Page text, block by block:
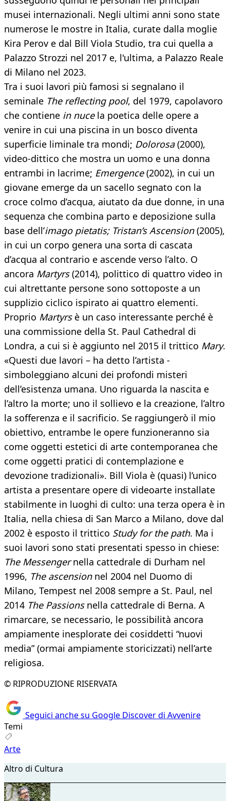
musei internazionali. Negli ultimi anni sono state
numerose le mostre in Italia, curate dalla moglie
Kira Perov e dal Bill Viola Studio, tra cui quella a
Palazzo Strozzi nel 2017 e, l'ultima, a Palazzo Reale
di Milano nel 2023.
Tra i suoi lavori più famosi si segnalano il
seminale The reflecting pool, del 1979, capolavoro
che contiene in nucela poetica delle opere a
venire in cui una piscina in un bosco diventa
superficie liminale tra mondi; Dolorosa(2000),
video-dittico che mostra un uomo e una donna
entrambi in lacrime; Emergence(2002), in cui un
giovane emerge da un sacello segnato con la
croce colmo d’acqua, aiutato da due donne, in una
sequenza che combina parto e deposizione sulla
base dell’imago pietatis; Tristan’s Ascension(2005),
in cui un corpo genera una sorta di cascata
d’acqua al contrario e ascende verso l’alto. O
ancora Martyrs(2014), polittico di quattro video in
cui altrettante persone sono sottoposte a un
supplizio ciclico ispirato ai quattro elementi.
Proprio Martyrsè un caso interessante perché è
una commissione della St. Paul Cathedral di
Londra, a cui si è aggiunto nel 2015 il trittico Mary.
«Questi due lavori – ha detto l’artista -
simboleggiano alcuni dei profondi misteri
dell’esistenza umana. Uno riguarda la nascita e
l’altro la morte; uno il sollievo e la creazione, l’altro
la sofferenza e il sacrificio. Se raggiungerò il mio
obiettivo, entrambe le opere funzioneranno sia
come oggetti estetici di arte contemporanea che
come oggetti pratici di contemplazione e
devozione tradizionali». Bill Viola è (quasi) l’unico
artista a presentare opere di videoarte installate
stabilmente in luoghi di culto: una terza opera è in
Italia, nella chiesa di San Marco a Milano, dove dal
2002 è esposto il trittico Study for the path. Ma i
suoi lavori sono stati presentati spesso in chiese:
The Messengernella cattedrale di Durham nel
1996, The ascensionnel 2004 nel Duomo di
Milano, Tempest nel 2008 sempre a St. Paul, nel
2014 The Passionsnella cattedrale di Berna. A
rimarcare, se necessario, le possibilità ancora
ampiamente inesplorate dei cosiddetti “nuovi
media” (ormai ampiamente storicizzati) nell’arte
religiosa.
© RIPRODUZIONE RISERVATA
Seguici anche su Google Discover di Avvenire
Temi
Arte
Altro di Cultura